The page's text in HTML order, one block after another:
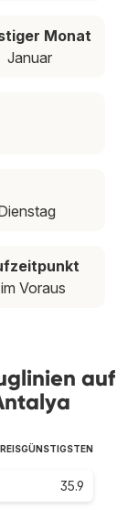
Monat
Januar
Voraus
auf
35.9